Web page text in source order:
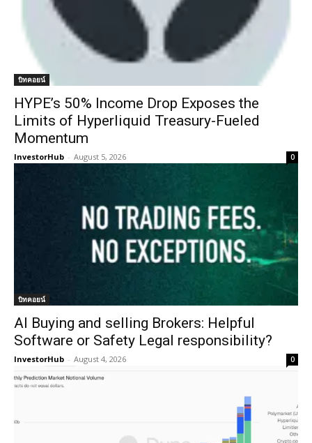
บิทคอยน์
HYPE’s 50% Income Drop Exposes the
Limits of Hyperliquid Treasury-Fueled
Momentum
InvestorHub - August 5, 2026 0
บิทคอยน์
AI Buying and selling Brokers: Helpful
Software or Safety Legal responsibility?
InvestorHub - August 4, 2026 0